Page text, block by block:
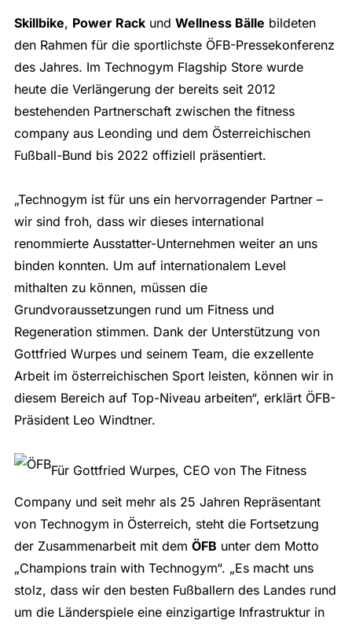
Skillbike, Power Rackund Wellness Bälle bildeten
den Rahmen für die sportlichste ÖFB-Pressekonferenz
des Jahres. Im Technogym Flagship Store wurde
heute die Verlängerung der bereits seit 2012
bestehenden Partnerschaft zwischen the fitness
company aus Leonding und dem Österreichischen
Fußball-Bund bis 2022 offiziell präsentiert.
„Technogym ist für uns ein hervorragender Partner –
wir sind froh, dass wir dieses international
renommierte Ausstatter-Unternehmen weiter an uns
binden konnten. Um auf internationalem Level
mithalten zu können, müssen die
Grundvoraussetzungen rund um Fitness und
Regeneration stimmen. Dank der Unterstützung von
Gottfried Wurpes und seinem Team, die exzellente
Arbeit im österreichischen Sport leisten, können wir in
diesem Bereich auf Top-Niveau arbeiten“, erklärt ÖFB-
Präsident Leo Windtner.
Für Gottfried Wurpes, CEO von The Fitness
Company und seit mehr als 25 Jahren Repräsentant
von Technogym in Österreich, steht die Fortsetzung
der Zusammenarbeit mit dem ÖFB unter dem Motto
„Champions train with Technogym“. „Es macht uns
stolz, dass wir den besten Fußballern des Landes rund
um die Länderspiele eine einzigartige Infrastruktur in